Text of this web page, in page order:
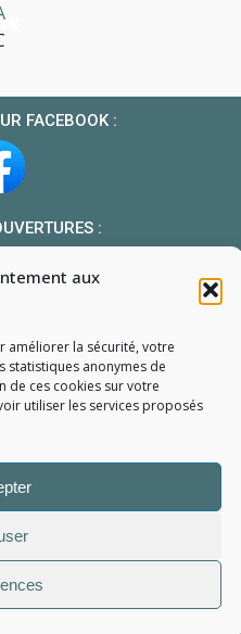
aux
améliorer la sécurité, votre
statistiques anonymes de
de ces cookies sur votre
utiliser les services proposés
FACEBOOK :
:
13h 14h-18h
de pièce